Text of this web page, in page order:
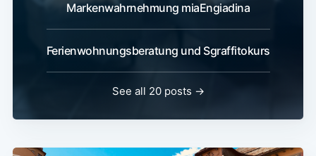
Markenwahrnehmung miaEngiadina
Ferienwohnungsberatung und Sgraffitokurs
See all 20 posts →